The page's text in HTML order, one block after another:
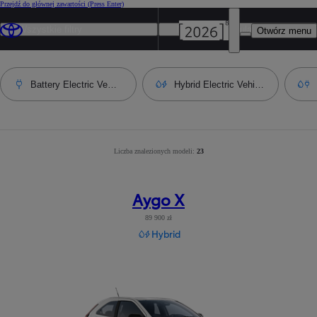
Przejdź do głównej zawartości (Press Enter)
Otwórz menu
Wszystkie filtry Najbardziej popularny
Battery Electric Vehicle Hybrid Electric Vehicle
Liczba wyników po zastosowaniu filtrów
Liczba znalezionych modeli: 23
Aygo X
89 900 zł
Hybrid